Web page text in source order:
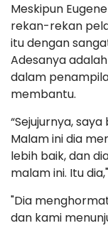
Meskipun
rekan-rekan
itu dengan
Adesanya
dalam
membantu.
“Sejujurnya,
Malam ini dia
lebih baik, dan
malam ini. Itu
"Dia
dan kami